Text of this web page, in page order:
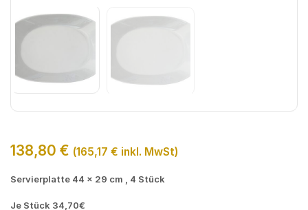
138,80 € (165,17 € inkl. MwSt)
Servierplatte 44 x 29 cm , 4 Stück
Je Stück 34,70€